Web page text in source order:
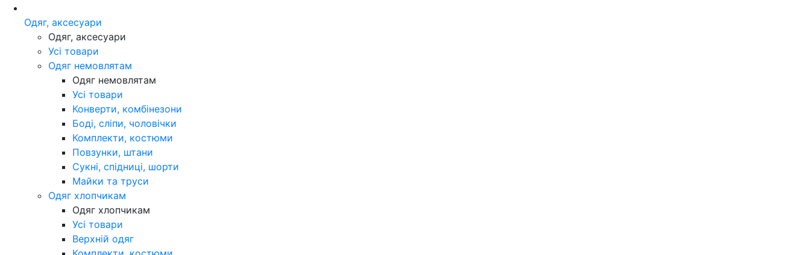
Одяг, аксесуари
Одяг, аксесуари
Усі товари
Одяг немовлятам
Одяг немовлятам
Усі товари
Конверти, комбінезони
Боді, сліпи, чоловічки
Комплекти, костюми
Повзунки, штани
Сукні, спідниці, шорти
Майки та труси
Одяг хлопчикам
Одяг хлопчикам
Усі товари
Верхній одяг